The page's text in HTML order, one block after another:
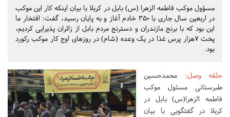
مسؤول موکب فاطمه الزهرا (س) بابل در کربلا با بیان اینکه کار این موکب
در اربعین سال جاری با ۳۵۰ خادم آغاز و به پایان رسید، گفت: افتخار ما
این بود که با برنج مازندران و دسترنج مردم بابل از زائران پذیرایی کردیم،
پخت ۷هزار پرس غذا در یک وعده (شام) در روزهای اوج کار موکب رکورد
بود.
حلقه وصل: محمدحسین
طبرستانی مسئول موکب
فاطمه الزهرا(س) بابل در
کربلا در گفتگویی با بیان